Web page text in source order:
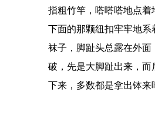
指粗竹竿，嗒嗒嗒地点
下面的那颗纽扣牢牢地
袜子，脚趾头总露在外
破，先是大脚趾出来，
下来，多数都是拿出钵来